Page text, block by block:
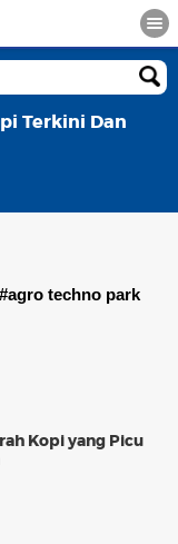
Terkini Dan
#agro techno park
Kopi yang Picu